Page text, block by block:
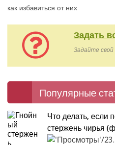
как избавиться от них
Задать
Задайте свой
Популярные
Что делать, если
стержень чирья